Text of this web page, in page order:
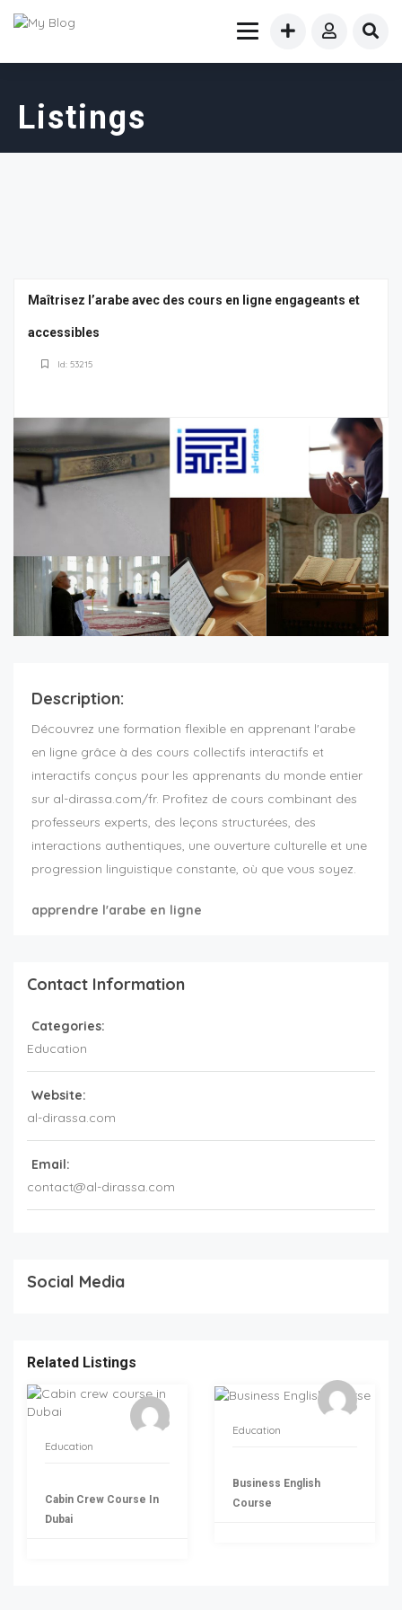
Listings
Maîtrisez l’arabe avec des cours en ligne engageants et
accessibles
Id: 53215
Description:
Découvrez une formation flexible en apprenant l'arabe
en ligne grâce à des cours collectifs interactifs et
interactifs conçus pour les apprenants du monde entier
sur al-dirassa.com/fr. Profitez de cours combinant des
professeurs experts, des leçons structurées, des
interactions authentiques, une ouverture culturelle et une
progression linguistique constante, où que vous soyez.
apprendre l'arabe en ligne
Contact Information
Categories:
Education
Website:
al-dirassa.com
Email:
contact@al-dirassa.com
Social Media
Related Listings
Education
Cabin Crew Course In
Dubai
Education
Business English
Course